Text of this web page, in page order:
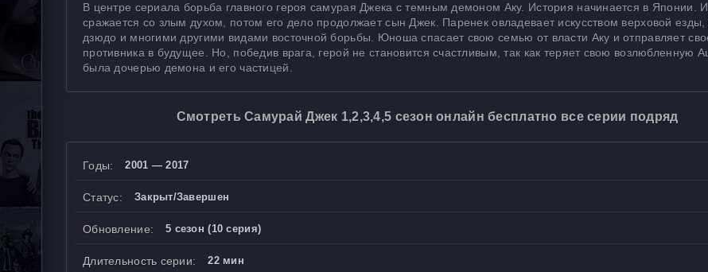
В центре сериала борьба главного героя самурая Джека с темным демоном Аку. История начинается в Японии.
сражается со злым духом, потом его дело продолжает сын Джек. Паренек овладевает искусством верховой езды,
дзюдо и многими другими видами восточной борьбы. Юноша спасает свою семью от власти Аку и отправляет
противника в будущее. Но, победив врага, герой не становится счастливым, так как теряет свою возлюбленную
была дочерью демона и его частицей.
Смотреть Самурай Джек 1,2,3,4,5 сезон онлайн бесплатно все серии подряд
Годы: 2001 — 2017
Статус: Закрыт/Завершен
Обновление: 5 сезон (10 серия)
Длительность серии: 22 мин